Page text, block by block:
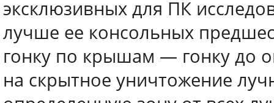
эксклюзивных для ПК
лучше ее консольных
гонку по крышам — гонку до
на скрытное уничтожение